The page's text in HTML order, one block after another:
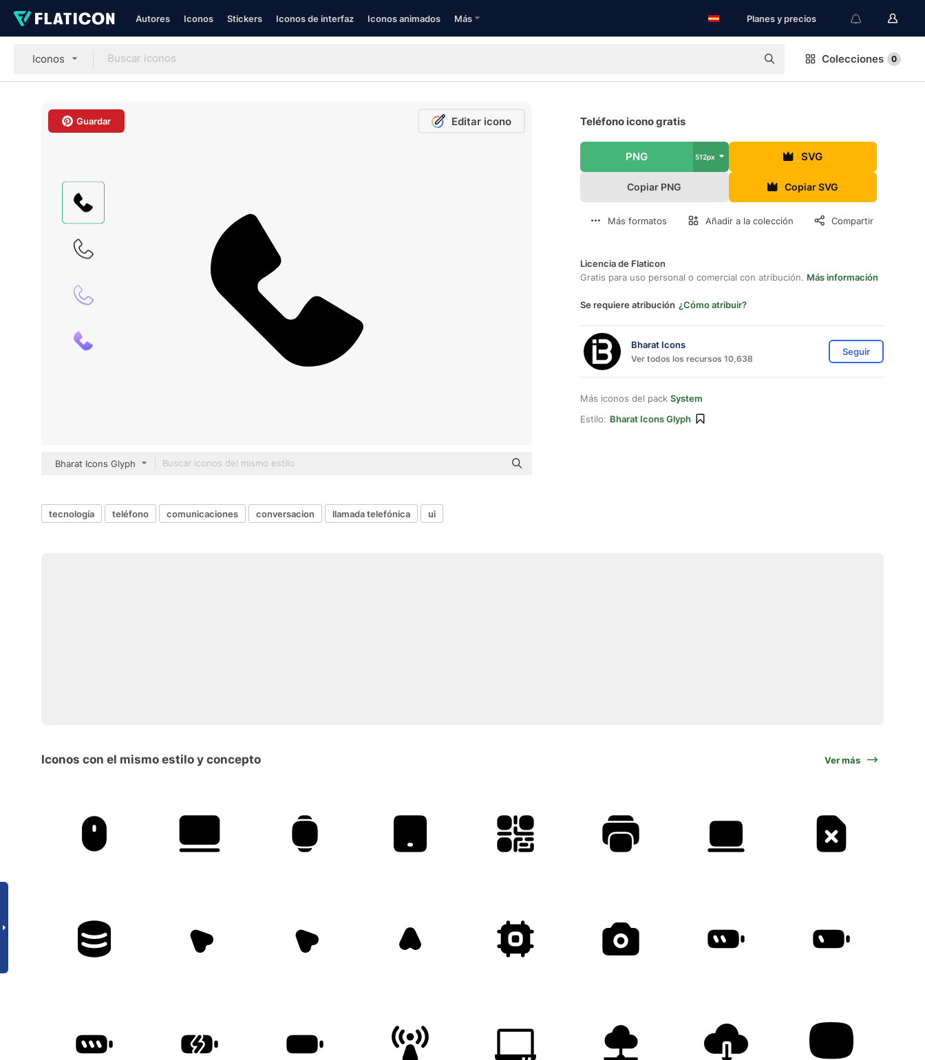
Autores Iconos Stickers Iconos de interfaz Iconos animados Más Planes y precios
Iconos Colecciones 0
Guardar Editar icono
Bharat Icons Glyph
Teléfono icono gratis
PNG 512px SVG
Copiar PNG Copiar SVG
Más formatos Añadir a la colección Compartir
Licencia de Flaticon
Gratis para uso personal o comercial con atribución. Más información
Se requiere atribución ¿Cómo atribuir?
Bharat Icons
Ver todos los recursos 10,638
Seguir
Más iconos del pack System
Estilo: Bharat Icons Glyph
tecnología teléfono comunicaciones conversacion llamada telefónica ui
Iconos con el mismo estilo y concepto Ver más